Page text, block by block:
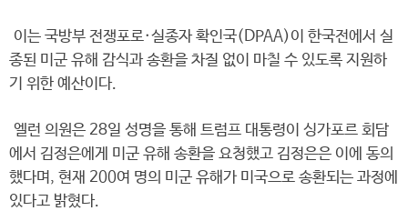
이는 국방부 전쟁포로·실종자 확인국(DPAA)이 한국전에서 실
종된 미군 유해 감식과 송환을 차질 없이 마칠 수 있도록 지원하
기 위한 예산이다.
엘런 의원은 28일 성명을 통해 트럼프 대통령이 싱가포르 회담
에서 김정은에게 미군 유해 송환을 요청했고 김정은은 이에 동의
했다며, 현재 200여 명의 미군 유해가 미국으로 송환되는 과정에
있다고 밝혔다.